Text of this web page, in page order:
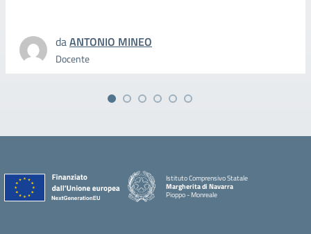
daANTONIO MINEO
Docente
Istituto Comprensivo Statale
Margherita di Navarra
Pioppo - Monreale